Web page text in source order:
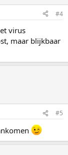
#4
virus
maar blijkbaar
#5